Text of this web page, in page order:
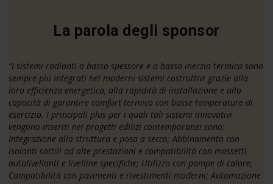
La parola degli sponsor
“I sistemi radianti a basso spessore e a bassa inerzia termica sono
sempre più integrati nei moderni sistemi costruttivi grazie alla
loro efficienza energetica, alla rapidità di installazione e alla
capacità di garantire comfort termico con basse temperature di
esercizio. I principali plus per i quali tali sistemi innovativi
vengono inseriti nei progetti edilizi contemporanei sono:
Integrazione alla struttura e posa a secco; Abbinamento con
isolanti sottili ad alte prestazioni e compatibilità con massetti
autolivellanti e livelline specifiche; Utilizzo con pompe di calore;
Compatibilità con pavimenti e rivestimenti moderni; Automazione